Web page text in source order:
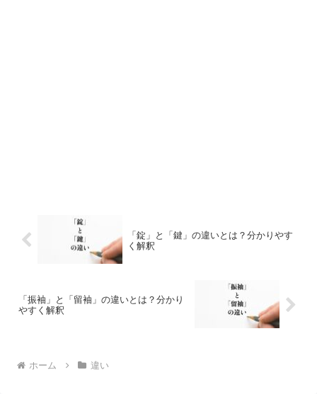
「錠」と「鍵」の違いとは？分かりやす
く解釈
「振袖」と「留袖」の違いとは？分かり
やすく解釈
ホーム 違い